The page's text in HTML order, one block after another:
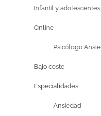
Infantil y adolescentes
Online
Psicólogo
Bajo coste
Especialidades
Ansiedad